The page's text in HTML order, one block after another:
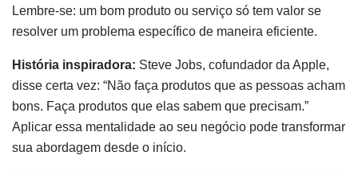
Lembre-se: um bom produto ou serviço só tem valor se
resolver um problema específico de maneira eficiente.
História inspiradora: Steve Jobs, cofundador da Apple,
disse certa vez: “Não faça produtos que as pessoas acham
bons. Faça produtos que elas sabem que precisam.”
Aplicar essa mentalidade ao seu negócio pode transformar
sua abordagem desde o início.